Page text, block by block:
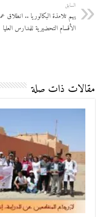
السابق
يهم تلامذة البكالوريا .. انطلاق
الأقسام التحضيرية للمدارس العليا
مقالات ذات صلة